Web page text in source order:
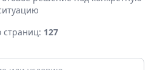
страниц: 127